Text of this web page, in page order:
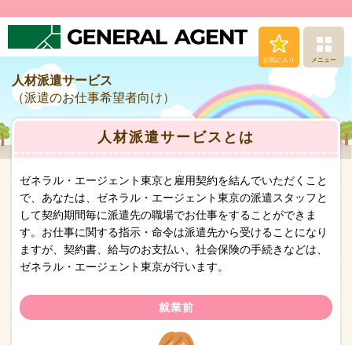
お気に入り メニュー
人材派遣サービス
登録から就業まで
安心の福利厚生
お問い合わせ
人材派遣サービス
（派遣のお仕事希望者向け）
人材派遣サービスとは
ゼネラル・エージェント東京と雇用契約を結んでいただくこと
で、あなたは、ゼネラル・エージェント東京の派遣スタッフと
して契約期間毎に派遣先の職場でお仕事をすることができま
す。お仕事に関する指示・命令は派遣先から受けることになり
ますが、契約書、給与のお支払い、社会保険の手続きなどは、
ゼネラル・エージェント東京が行います。
就業前